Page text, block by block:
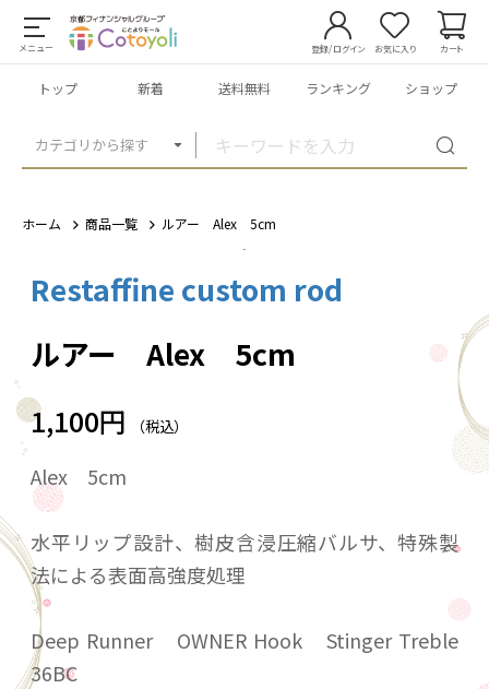
メニュー
カテゴリから探す
登録/ログイン お気に入り カート
トップ 新着 送料無料 ランキング ショップ
ホーム 商品一覧 ルアー Alex 5cm
Restaffine custom rod
ルアー Alex 5cm
1,100円 （税込）
Alex 5cm
水平リップ設計、樹皮含浸圧縮バルサ、特殊製
法による表面高強度処理
Deep Runner OWNER Hook Stinger Treble
36BC